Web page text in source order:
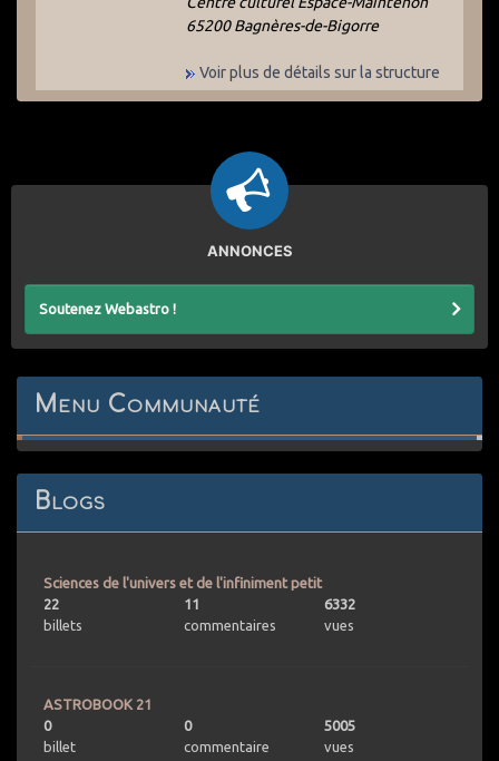
65200 Bagnères-de-Bigorre
Voir plus de détails sur la structure
ANNONCES
Soutenez Webastro !
Menu Communauté
Blogs
Sciences de l'univers et de l'infiniment petit
22
billets
11
commentaires
6332
vues
ASTROBOOK 21
0
billet
0
commentaire
5005
vues